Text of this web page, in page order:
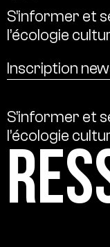
S’informer et
l’écologie
S’informer et
l’écologie